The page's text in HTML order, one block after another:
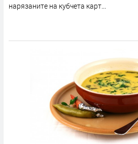
нарязаните на кубчета карт...